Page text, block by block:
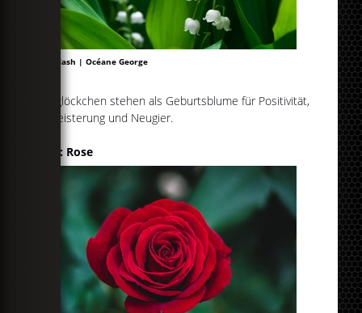
Unsplash | Océane George
Maiglöckchen stehen als Geburtsblume für Positivität,
Begeisterung und Neugier.
Juni: Rose